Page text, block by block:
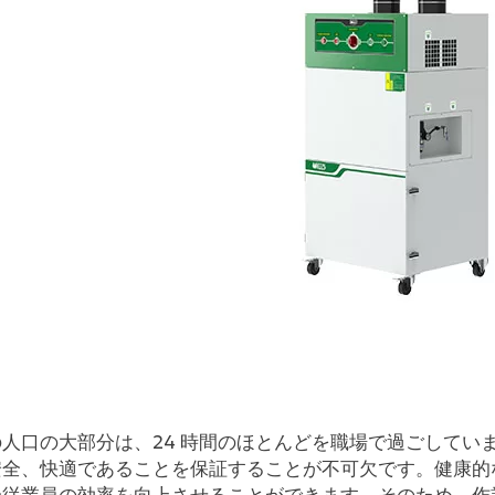
口の大部分は、24 時間のほとんどを職場で過ごしてい
、快適であることを保証することが不可欠です。健康